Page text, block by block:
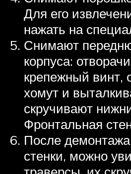
Для его
нажать на
Снимают
корпуса:
крепежный винт,
хомут и
скручивают
Фронтальная
После
стенки, можно